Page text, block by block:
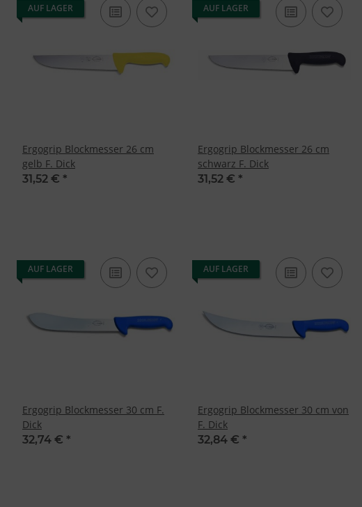
AUF LAGER
Ergogrip Blockmesser 26 cm
gelb F. Dick
31,52 € *
AUF LAGER
Ergogrip Blockmesser 26 cm
schwarz F. Dick
31,52 € *
AUF LAGER
Ergogrip Blockmesser 30 cm F.
Dick
32,74 € *
AUF LAGER
Ergogrip Blockmesser 30 cm von
F. Dick
32,84 € *